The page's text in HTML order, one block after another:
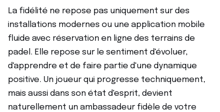
La fidélité ne repose pas uniquement sur des
installations modernes ou une application mobile
fluide avec réservation en ligne des terrains de
padel. Elle repose sur le sentiment d'évoluer,
d'apprendre et de faire partie d'une dynamique
positive. Un joueur qui progresse techniquement,
mais aussi dans son état d'esprit, devient
naturellement un ambassadeur fidèle de votre